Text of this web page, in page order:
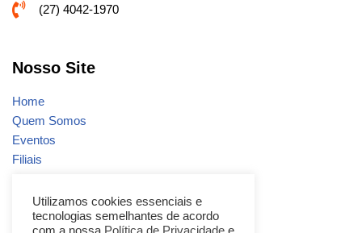
(27) 4042-1970
Nosso Site
Home
Quem Somos
Eventos
Filiais
Fale conosco
Promoções
Utilizamos cookies essenciais e
tecnologias semelhantes de acordo